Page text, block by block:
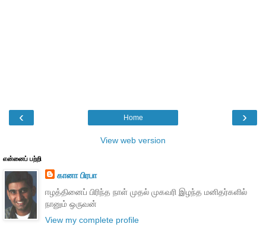
‹ ›
Home
View web version
என்னைப் பற்றி
கானா பிரபா
ஈழத்தினைப் பிரிந்த நாள் முதல் முகவரி இழந்த மனிதர்களில்
நானும் ஒருவன்
View my complete profile